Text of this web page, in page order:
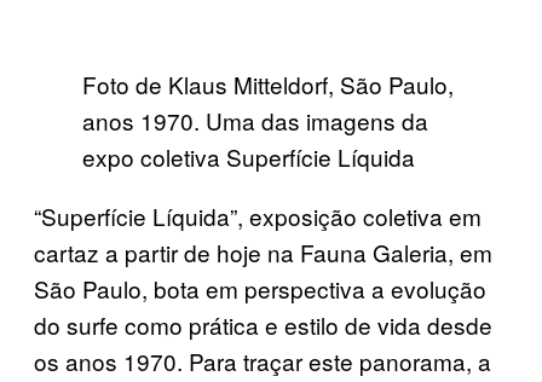
Foto de Klaus Mitteldorf, São Paulo,
anos 1970. Uma das imagens da
expo coletiva Superfície Líquida
“Superfície Líquida”, exposição coletiva em
cartaz a partir de hoje na Fauna Galeria, em
São Paulo, bota em perspectiva a evolução
do surfe como prática e estilo de vida desde
os anos 1970. Para traçar este panorama, a